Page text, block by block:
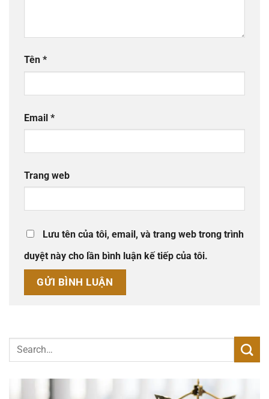
Tên *
Email *
Trang web
Lưu tên của tôi, email, và trang web trong trình
duyệt này cho lần bình luận kế tiếp của tôi.